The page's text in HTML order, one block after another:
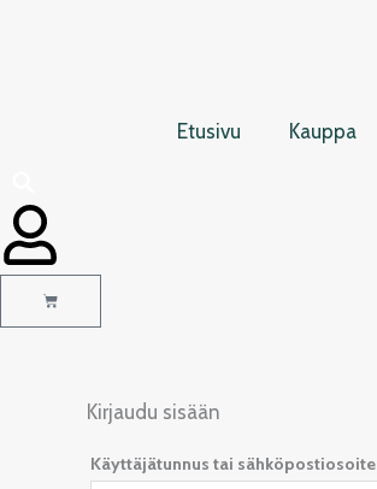
Etusivu Kauppa
Cart
Kirjaudu sisään
Käyttäjätunnus tai sähköpostiosoite
Vaaditaan